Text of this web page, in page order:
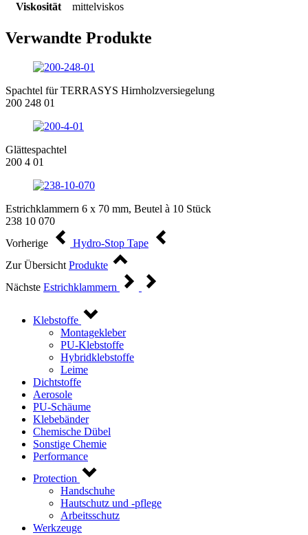
Viskosität
mittelviskos
Verwandte Produkte
Spachtel für TERRASYS Hirnholzversiegelung
200 248 01
Glättespachtel
200 4 01
Estrichklammern 6 x 70 mm, Beutel à 10 Stück
238 10 070
Vorherige
Hydro-Stop Tape
Zur Übersicht Produkte
Nächste Estrichklammern
Klebstoffe
Montagekleber
PU-Klebstoffe
Hybridklebstoffe
Leime
Dichtstoffe
Aerosole
PU-Schäume
Klebebänder
Chemische Dübel
Sonstige Chemie
Performance
Protection
Handschuhe
Hautschutz und -pflege
Arbeitsschutz
Werkzeuge